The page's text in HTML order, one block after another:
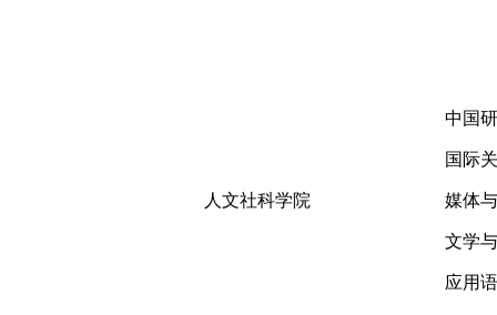
人文社科学院
中国
国际
媒体
文学
应用